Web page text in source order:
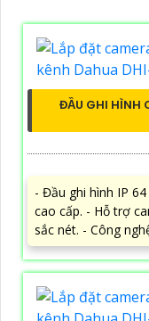
ĐẦU GHI HÌNH
- Đầu ghi hình IP
cao cấp. - Hỗ trợ
sắc nét. - Công